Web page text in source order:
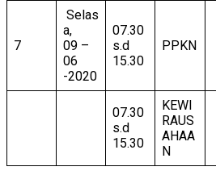
7
Selas
a,
09 –
06
-2020
07.30
s.d
15.30
PPKN
07.30
s.d
15.30
KEWI
RAUS
AHAA
N